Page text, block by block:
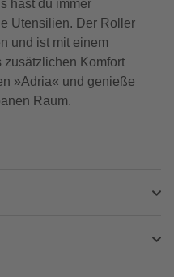
hast du immer
Utensilien. Der Roller
und ist mit einem
zusätzlichen Komfort
»Adria« und genieße
Raum.